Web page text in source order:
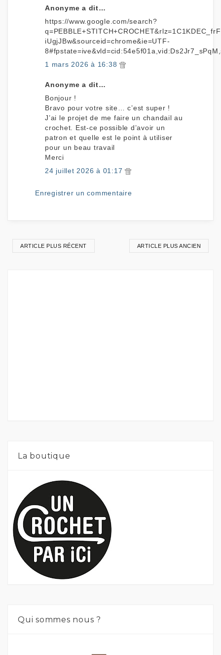
Anonyme a dit…
https://www.google.com/search?
iUgjJBw&sourceid=chrome&ie=UTF-
1 mars 2026 à 16:38
Anonyme a dit…
Bonjour !
Bravo pour votre site… c’est super !
J’ai le projet de me faire un chandail au
crochet. Est-ce possible d’avoir un
patron et quelle est le point à utiliser
pour un beau travail
Merci
24 juillet 2026 à 01:17
Enregistrer un commentaire
ARTICLE PLUS RÉCENT ARTICLE PLUS ANCIEN
La boutique
Qui sommes nous ?